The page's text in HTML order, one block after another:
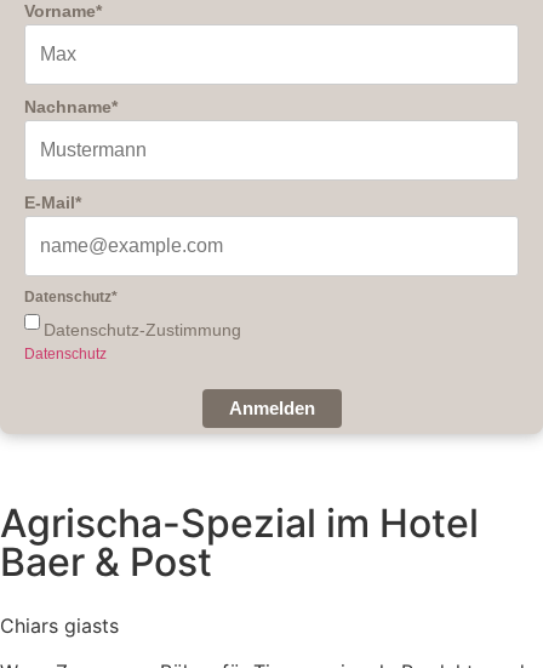
Vorname*
Nachname*
E-Mail*
Datenschutz*
Datenschutz-Zustimmung
Datenschutz
Anmelden
Agrischa-Spezial im Hotel
Baer & Post
Chiars giasts